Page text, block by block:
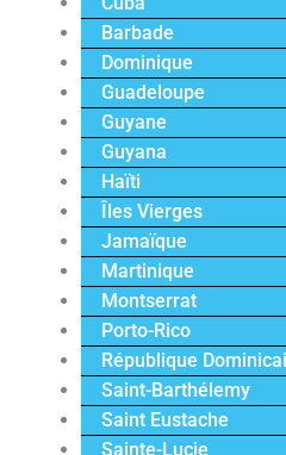
Barbade
Dominique
Guadeloupe
Guyane
Guyana
Haïti
Îles Vierges
Jamaïque
Martinique
Montserrat
Porto-Rico
République
Saint-Barthélemy
Saint Eustache
Sainte-Lucie